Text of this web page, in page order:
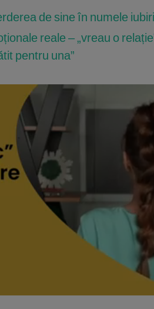
de sine în numele
reale – „vreau o
pentru una”